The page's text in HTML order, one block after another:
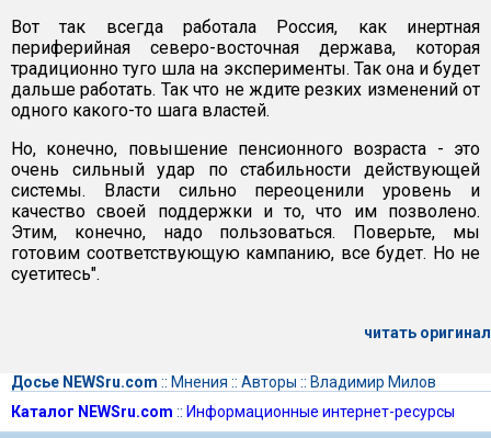
Вот так всегда работала Россия, как инертная
периферийная северо-восточная держава, которая
традиционно туго шла на эксперименты. Так она и будет
дальше работать. Так что не ждите резких изменений от
одного какого-то шага властей.
Но, конечно, повышение пенсионного возраста - это
очень сильный удар по стабильности действующей
системы. Власти сильно переоценили уровень и
качество своей поддержки и то, что им позволено.
Этим, конечно, надо пользоваться. Поверьте, мы
готовим соответствующую кампанию, все будет. Но не
суетитесь".
читать оригинал
Досье NEWSru.com :: Мнения :: Авторы :: Владимир Милов
Каталог NEWSru.com :: Информационные интернет-ресурсы